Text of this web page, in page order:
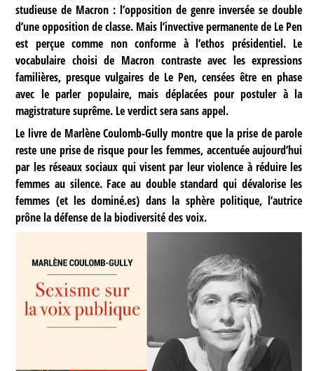
studieuse de Macron : l’opposition de genre inversée se double
d’une opposition de classe. Mais l’invective permanente de Le Pen
est perçue comme non conforme à l’ethos présidentiel. Le
vocabulaire choisi de Macron contraste avec les expressions
familières, presque vulgaires de Le Pen, censées être en phase
avec le parler populaire, mais déplacées pour postuler à la
magistrature suprême. Le verdict sera sans appel.
Le livre de Marlène Coulomb-Gully montre que la prise de parole
reste une prise de risque pour les femmes, accentuée aujourd’hui
par les réseaux sociaux qui visent par leur violence à réduire les
femmes au silence. Face au double standard qui dévalorise les
femmes (et les dominé.es) dans la sphère politique, l’autrice
prône la défense de la biodiversité des voix.